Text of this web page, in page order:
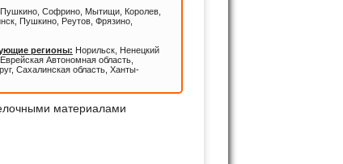
Софрино, Мытищи, Королев,
Пушкино, Реутов, Фрязино,
регионы: Норильск, Ненецкий
Автономная область,
Сахалинская область, Ханты-